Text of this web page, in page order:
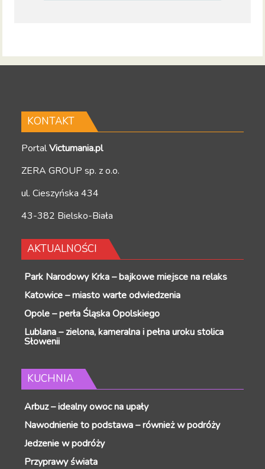
KONTAKT
PortalVictumania.pl
ZERA GROUP sp. z o.o.
ul. Cieszyńska 434
43-382 Bielsko-Biała
AKTUALNOŚCI
Park Narodowy Krka – bajkowe miejsce na relaks
Katowice – miasto warte odwiedzenia
Opole – perła Śląska Opolskiego
Lublana – zielona, kameralna i pełna uroku stolica
Słowenii
KUCHNIA
Arbuz – idealny owoc na upały
Nawodnienie to podstawa – również w podróży
Jedzenie w podróży
Przyprawy świata